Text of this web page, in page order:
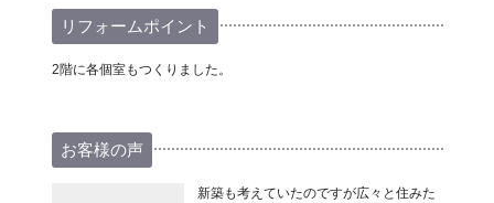
リフォームポイント
2階に各個室もつくりました。
お客様の声
新築も考えていたのですが広々と住みた